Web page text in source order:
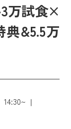
万試食×
&5.5万
14:30~